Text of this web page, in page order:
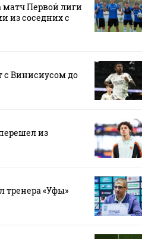
матч Первой лиги
из соседних с
с Винисиусом до
из
«Уфы»